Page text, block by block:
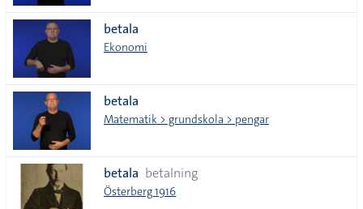
betala
Ekonomi
betala
Matematik > grundskola > pengar
betala betalning
Österberg 1916